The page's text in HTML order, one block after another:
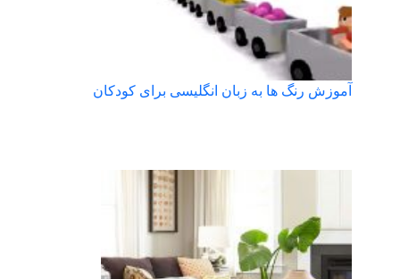
آموزش رنگ ها به زبان انگلیسی برای کودکان